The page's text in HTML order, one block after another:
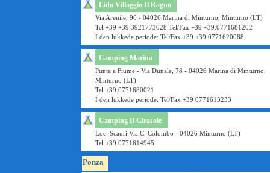
Lido Villaggio Il Ragno
Via Arenile, 90 - 04026 Marina di Minturno, Minturno (LT)
Tel +39 +39.3921773028 Tel/Fax +39 +39.0771681202
I den lukkede periode: Tel/Fax +39 +39.0771620088
Camping Marina
Punta a Fiume - Via Dunale, 78 - 04026 Marina di Minturno,
Minturno (LT)
Tel +39 0771680021
I den lukkede periode: Tel/Fax +39 0771613233
Camping Il Girasole
Loc. Scauri Via C. Colombo - 04026 Minturno (LT)
Tel +39 0771614945
Ponza